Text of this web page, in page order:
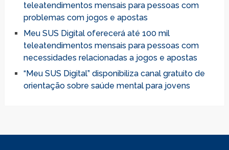
teleatendimentos mensais para pessoas com
problemas com jogos e apostas
Meu SUS Digital oferecerá até 100 mil
teleatendimentos mensais para pessoas com
necessidades relacionadas a jogos e apostas
“Meu SUS Digital” disponibiliza canal gratuito de
orientação sobre saúde mental para jovens